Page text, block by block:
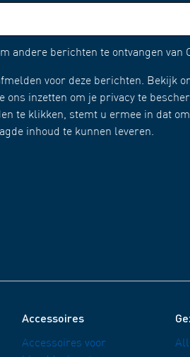
andere berichten te ontvangen van
voor deze berichten. Bekijk
ons inzetten om je privacy te
te klikken, stemt u ermee in dat
inhoud te kunnen leveren.
Accessoires
Accessoires voor